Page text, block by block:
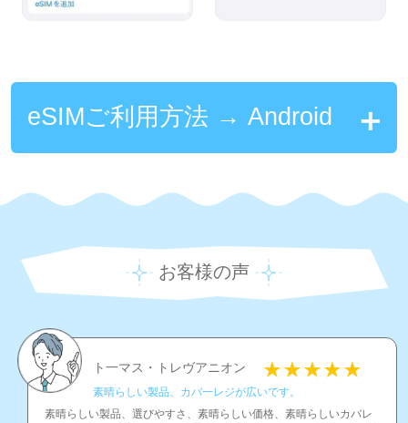
eSIMご利用方法 → Android
お客様の声
ト一マス・トレヴアニオン
素晴らしい製品、カバ一レジが広いです。
素晴らしい製品、選びやすさ、素晴らしい価格、素晴らしいカバレ